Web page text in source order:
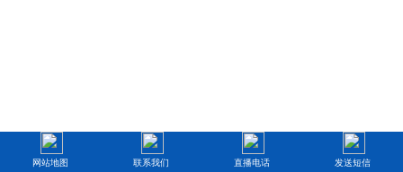
网站地图 联系我们 直播电话 发送短信